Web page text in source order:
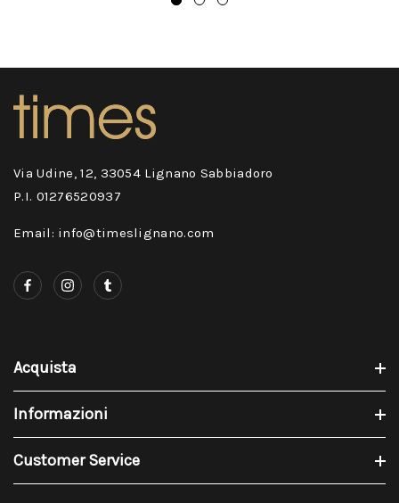
Via Udine, 12, 33054 Lignano Sabbiadoro
P.I. 01276520937
Email: info@timeslignano.com
Acquista
Informazioni
Customer Service